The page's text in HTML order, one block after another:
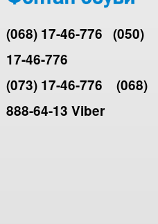
(068) 17-46-776 (050)
17-46-776
(073) 17-46-776
(068)
888-64-13 Viber